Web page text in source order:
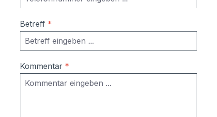
befestigt- einfache Ausrichtung nach
Beschädigung durch Laien möglich
Ersatzschlüssel können problemlos
nachbestellt werden
Betreff *
Kommentar *